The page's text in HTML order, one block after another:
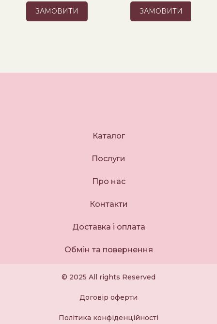
ЗАМОВИТИ ЗАМОВИТИ
Каталог
Послуги
Про нас
Контакти
Доставка і оплата
Обмін та повернення
© 2025 All rights Reserved
Договір оферти
Політика конфіденційності